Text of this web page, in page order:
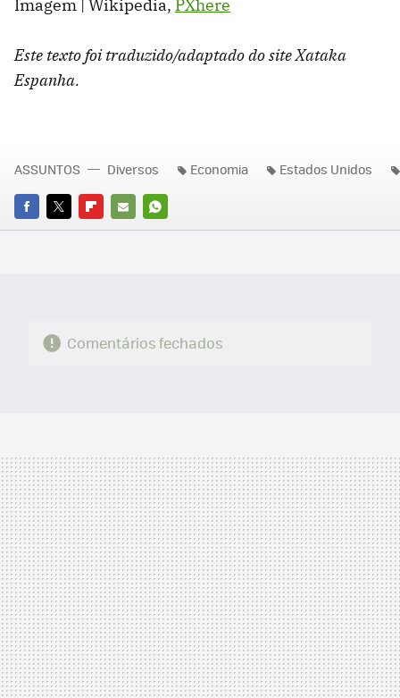
Imagem | Wikipedia, PXhere
Este texto foi traduzido/adaptado do site Xataka
Espanha.
FACEBOOK
TWITTERFLIPBOARD
E-
WHATSAPP
ASSUNTOS Diversos Economia Estados Unidos
Comentários fechados